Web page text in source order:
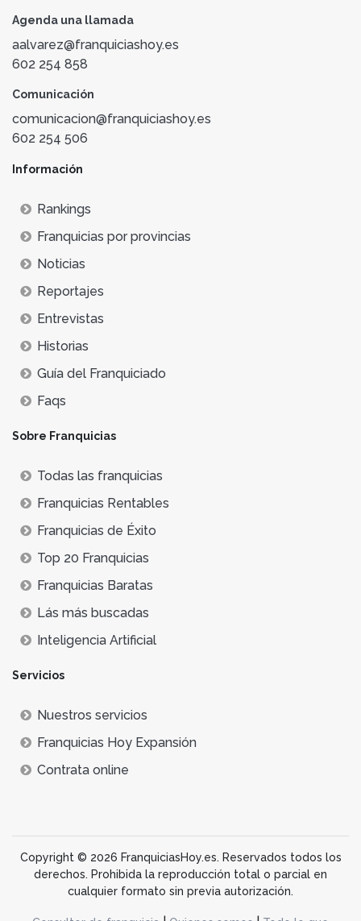
Agenda una llamada
aalvarez@franquiciashoy.es
602 254 858
Comunicación
comunicacion@franquiciashoy.es
602 254 506
Información
Rankings
Franquicias por provincias
Noticias
Reportajes
Entrevistas
Historias
Guía del Franquiciado
Faqs
Sobre Franquicias
Todas las franquicias
Franquicias Rentables
Franquicias de Éxito
Top 20 Franquicias
Franquicias Baratas
Lás más buscadas
Inteligencia Artificial
Servicios
Nuestros servicios
Franquicias Hoy Expansión
Contrata online
Copyright © 2026 FranquiciasHoy.es. Reservados todos los
derechos. Prohibida la reproducción total o parcial en
cualquier formato sin previa autorización.